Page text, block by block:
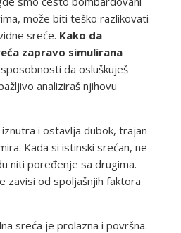
može biti teško razlikovati
sreće. Kako da
zapravo simulirana
da osluškuješ
analiziraš njihovu
i ostavlja dubok, trajan
Kada si istinski srećan, ne
niti poređenje sa drugima.
zavisi od spoljašnjih faktora
sreća je prolazna i površna.